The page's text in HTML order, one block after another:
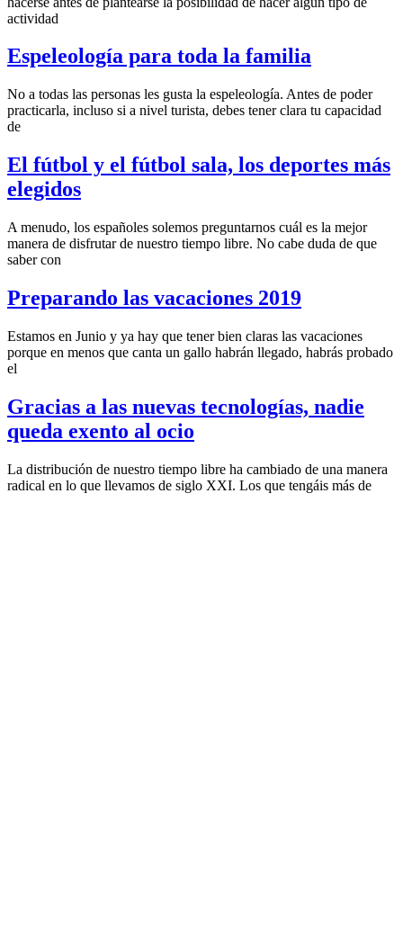
actividad
Espeleología para toda la familia
No a todas las personas les gusta la espeleología. Antes de poder
practicarla, incluso si a nivel turista, debes tener clara tu capacidad
de
El fútbol y el fútbol sala, los deportes más
elegidos
A menudo, los españoles solemos preguntarnos cuál es la mejor
manera de disfrutar de nuestro tiempo libre. No cabe duda de que
saber con
Preparando las vacaciones 2019
Estamos en Junio y ya hay que tener bien claras las vacaciones
porque en menos que canta un gallo habrán llegado, habrás probado
el
Gracias a las nuevas tecnologías, nadie
queda exento al ocio
La distribución de nuestro tiempo libre ha cambiado de una manera
radical en lo que llevamos de siglo XXI. Los que tengáis más de